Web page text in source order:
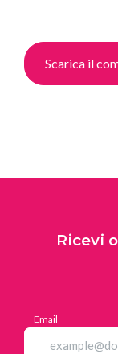
Scarica il
Ricevi
Email